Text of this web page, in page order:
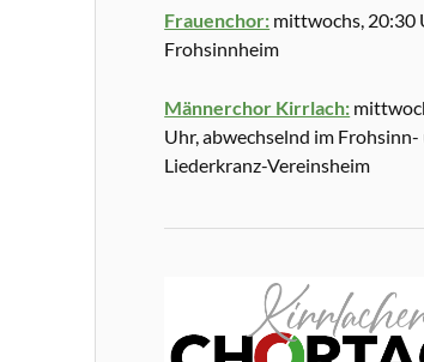
Frauenchor: mittwochs, 20:30
Frohsinnheim
Männerchor Kirrlach:
Uhr, abwechselnd im Frohsinn-
Liederkranz-Vereinsheim